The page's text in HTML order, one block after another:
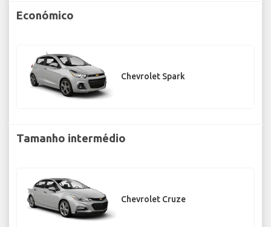
Económico
Chevrolet Spark
Tamanho intermédio
Chevrolet Cruze